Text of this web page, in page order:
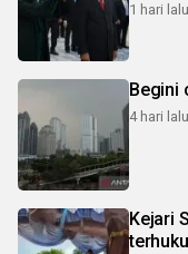
1 hari lalu
Begini
4 hari lalu
Kejari